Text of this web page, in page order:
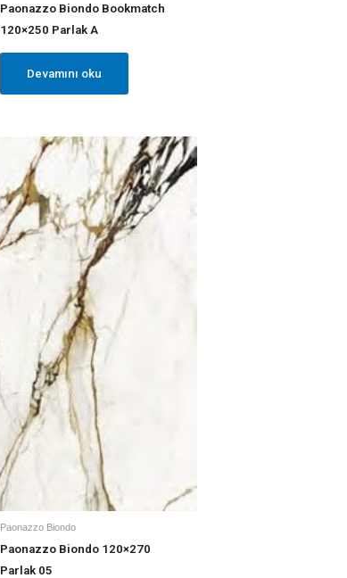
Paonazzo Biondo Bookmatch
120×250 Parlak A
Devamını oku
Paonazzo Biondo
Paonazzo Biondo 120×270
Parlak 05